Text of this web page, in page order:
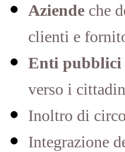
Aziende che
clienti e
Enti pubblici
verso i
Inoltro di
Integrazione